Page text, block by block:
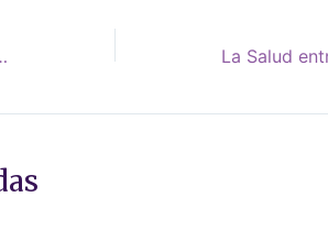
rehén al futuro de Israel